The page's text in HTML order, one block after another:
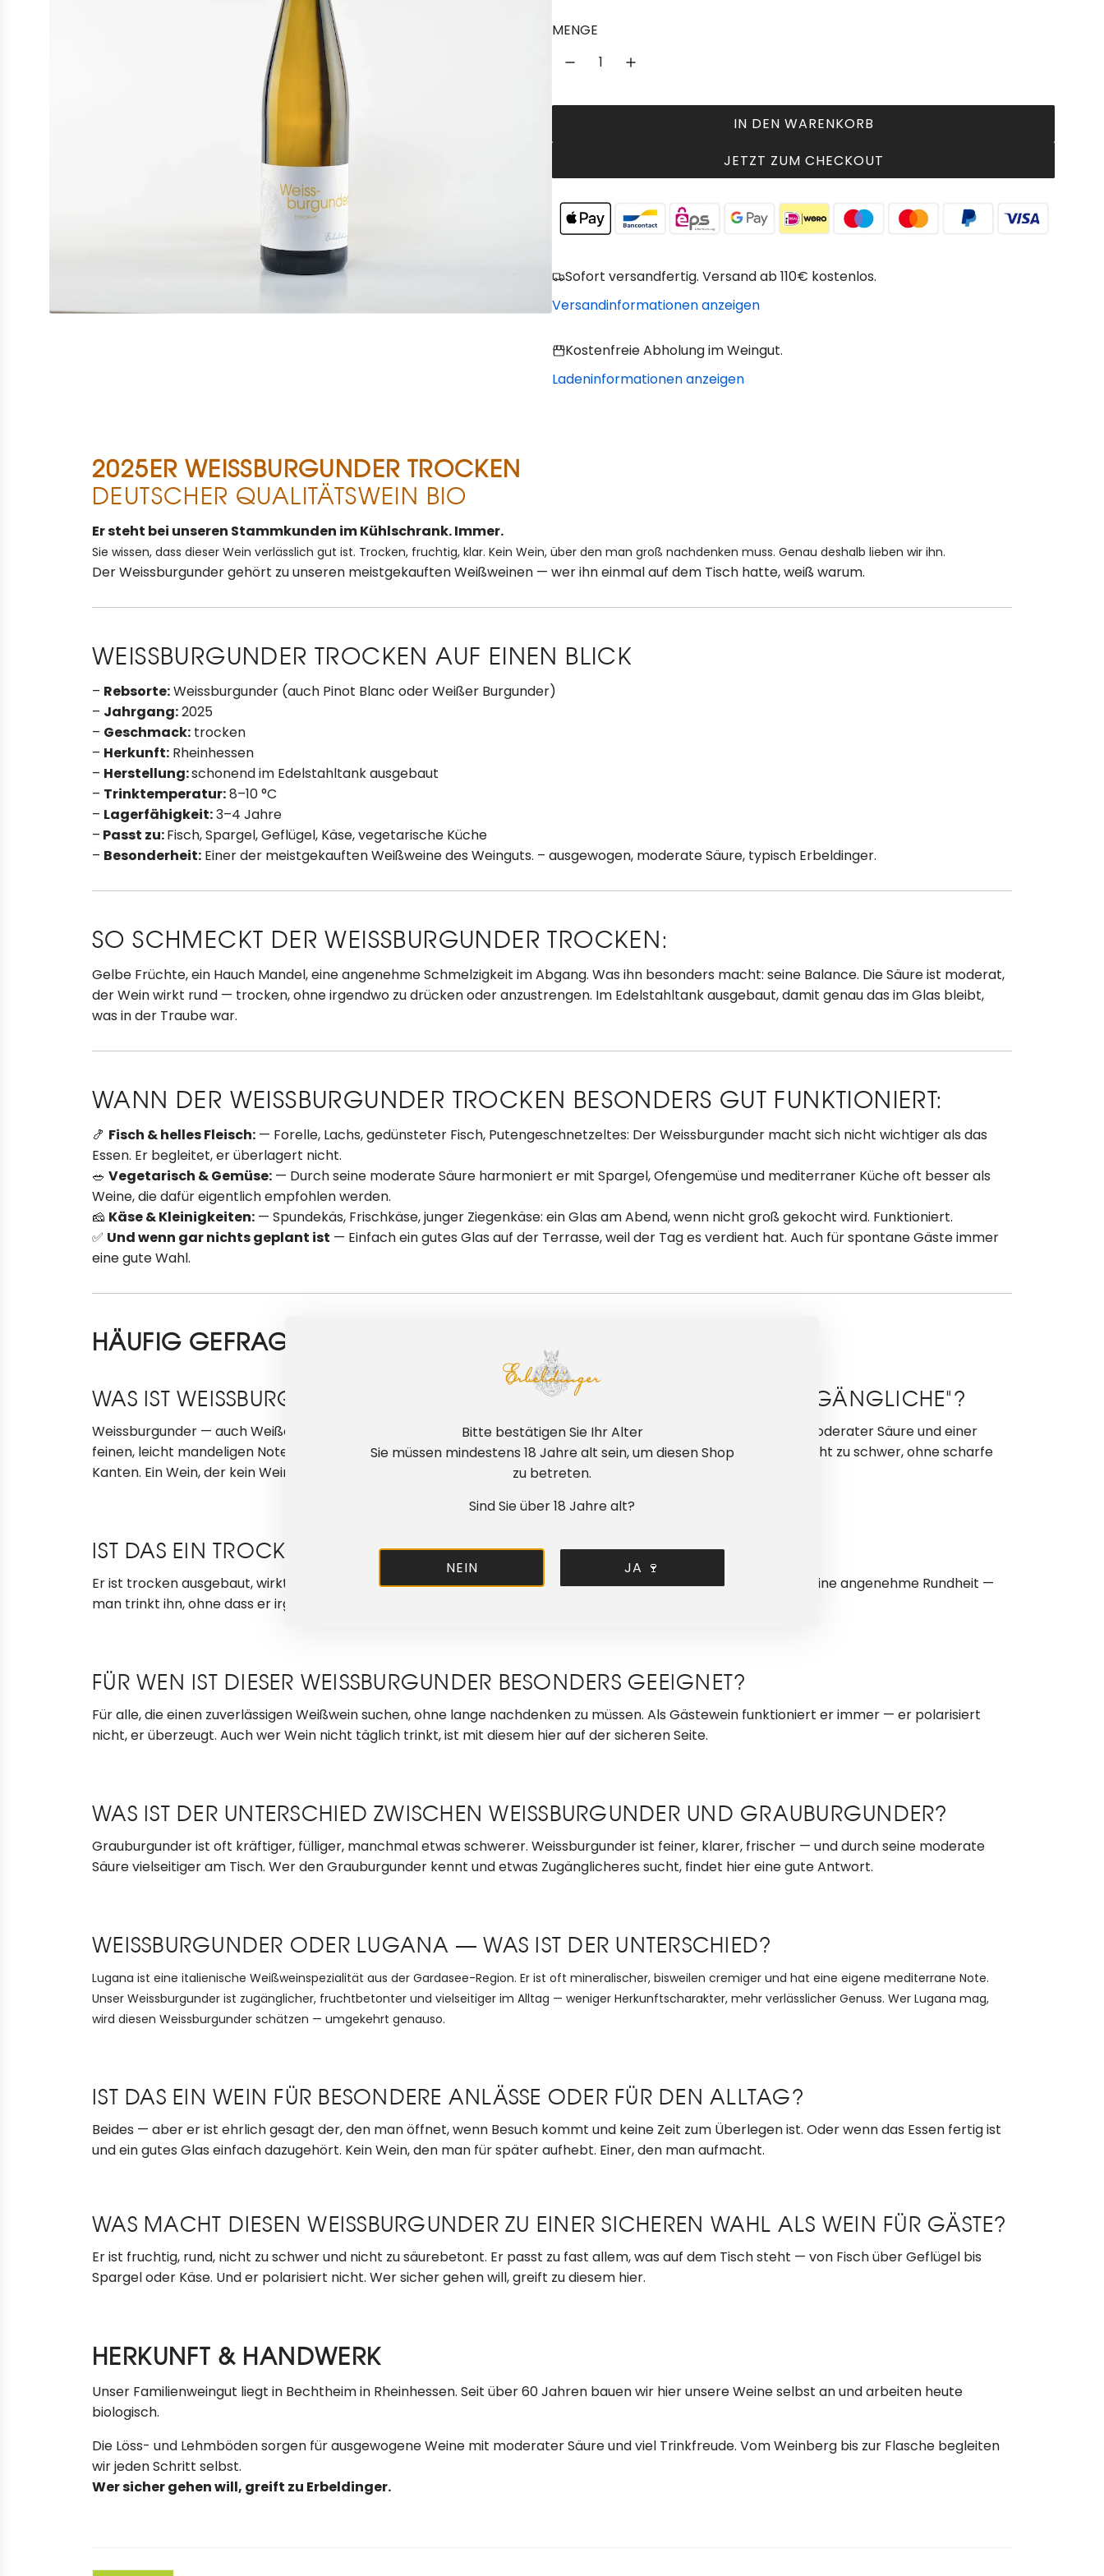
ä
e
i
MENGE
IN DEN WARENKORB
L
A
N
.
.
JETZT ZUM CHECKOUT
Sofort versandfertig. Versand ab 110€ kostenlos.
Versandinformationen anzeigen
Kostenfreie Abholung im Weingut.
Ladeninformationen anzeigen
2025ER WEISSBURGUNDER TROCKEN
DEUTSCHER QUALITÄTSWEIN BIO
Er steht bei unseren Stammkunden im Kühlschrank. Immer.
Sie wissen, dass dieser Wein verlässlich gut ist. Trocken, fruchtig, klar. Kein Wein, über den man groß nachdenken muss. Genau deshalb lieben wir ihn.
DerWeissburgunder gehört zu unseren meistgekauften Weißweinen — wer ihneinmal auf dem Tisch hatte, weiß warum.
WEISSBURGUNDER TROCKEN AUF EINEN BLICK
– Rebsorte:Weissburgunder (auch Pinot Blanc oder Weißer Burgunder)
– Jahrgang:2025
– Geschmack: trocken
– Herkunft: Rheinhessen
– Herstellung:schonend im Edelstahltank ausgebaut
– Trinktemperatur:8–10 °C
– Lagerfähigkeit:3–4 Jahre
– Passt zu:Fisch, Spargel, Geflügel, Käse, vegetarische Küche
– Besonderheit: Einer der meistgekauften Weißweine des Weinguts. – ausgewogen, moderate Säure, typisch Erbeldinger.
SO SCHMECKT DER WEISSBURGUNDER TROCKEN:
Gelbe Früchte, ein Hauch Mandel, eine angenehme Schmelzigkeit im Abgang. Was ihn besonders macht: seine Balance. Die Säure ist moderat,
der Wein wirkt rund — trocken, ohne irgendwo zu drücken oder anzustrengen. Im Edelstahltank ausgebaut, damit genau das im Glas bleibt,
was in der Traube war.
WANN DER WEISSBURGUNDER TROCKEN BESONDERS GUT FUNKTIONIERT:
🍤 Fisch & helles Fleisch: — Forelle, Lachs, gedünsteter Fisch, Putengeschnetzeltes: Der Weissburgunder macht sich nicht wichtiger als das
Essen. Er begleitet, er überlagert nicht.
🥗 Vegetarisch & Gemüse: — Durch seine moderate Säure harmoniert er mit Spargel, Ofengemüse und mediterraner Küche oft besser als
Weine, die dafür eigentlich empfohlen werden.
🧀 Käse & Kleinigkeiten: — Spundekäs, Frischkäse, junger Ziegenkäse: ein Glas am Abend, wenn nicht groß gekocht wird. Funktioniert.
✅ Und wenn gar nichts geplant ist — Einfach ein gutes Glas auf der Terrasse, weil der Tag es verdient hat. Auch für spontane Gäste immer
eine gute Wahl.
HÄUFIG GEFRAGT ZUM WEISSBURGUNDER TROCKEN:
WAS IST WEISSBURGUNDER — UND WARUM HEISST ER BEI UNS „DER ZUGÄNGLICHE"?
Weissburgunder — auch Weißer Burgunder oder Pinot Blanc — ist eine weiße Rebsorte mit fruchtigen Aromen, moderater Säure und einer
feinen, leicht mandeligen Note im Abgang. Wir nennen ihn den Zugänglichen, weil er genau das ist: rund, duftig, nicht zu schwer, ohne scharfe
Kanten. Ein Wein, der kein Weinbaustudium verlangt und trotzdem viel Charakter mitbringt.
IST DAS EIN TROCKENER WEIN — ODER SCHMECKT MAN DIE SÜSSE?
Er ist trocken ausgebaut, wirkt aber nicht knochentrocken. Die reife Frucht und die moderate Säure geben ihm eine angenehme Rundheit —
man trinkt ihn, ohne dass er irgendwo drückt oder anstrengt. Genau das macht ihn für viele so verlässlich.
FÜR WEN IST DIESER WEISSBURGUNDER BESONDERS GEEIGNET?
Für alle, die einen zuverlässigen Weißwein suchen, ohne lange nachdenken zu müssen. Als Gästewein funktioniert er immer — er polarisiert
nicht, er überzeugt. Auch wer Wein nicht täglich trinkt, ist mit diesem hier auf der sicheren Seite.
WAS IST DER UNTERSCHIED ZWISCHEN WEISSBURGUNDER UND GRAUBURGUNDER?
Grauburgunder ist oft kräftiger, fülliger, manchmal etwas schwerer. Weissburgunder ist feiner, klarer, frischer — und durch seine moderate
Säure vielseitiger am Tisch. Wer den Grauburgunder kennt und etwas Zugänglicheres sucht, findet hier eine gute Antwort.
WEISSBURGUNDER ODER LUGANA — WAS IST DER UNTERSCHIED?
Lugana ist eine italienische Weißweinspezialität aus der Gardasee-Region. Er ist oft mineralischer, bisweilen cremiger und hat eine eigene mediterrane Note.
Unser Weissburgunder ist zugänglicher, fruchtbetonter und vielseitiger im Alltag — weniger Herkunftscharakter, mehr verlässlicher Genuss. Wer Lugana mag,
wird diesen Weissburgunder schätzen — umgekehrt genauso.
IST DAS EIN WEIN FÜR BESONDERE ANLÄSSE ODER FÜR DEN ALLTAG?
Beides — aber er ist ehrlich gesagt der, den man öffnet, wenn Besuch kommt und keine Zeit zum Überlegen ist. Oder wenn das Essen fertig ist
und ein gutes Glas einfach dazugehört. Kein Wein, den man für später aufhebt. Einer, den man aufmacht.
WAS MACHT DIESEN WEISSBURGUNDER ZU EINER SICHEREN WAHL ALS WEIN FÜR GÄSTE?
Er ist fruchtig, rund, nicht zu schwer und nicht zu säurebetont. Er passt zu fast allem, was auf dem Tisch steht — von Fisch über Geflügel bis
Spargel oder Käse. Und er polarisiert nicht. Wer sicher gehen will, greift zu diesem hier.
HERKUNFT & HANDWERK
Unser Familienweingut liegt in Bechtheim in Rheinhessen. Seit über 60 Jahren bauen wir hier unsere Weine selbst an und arbeiten heute
biologisch.
Die Löss- und Lehmböden sorgen für ausgewogene Weine mit moderater Säure und viel Trinkfreude. Vom Weinberg bis zur Flasche begleiten
wir jeden Schritt selbst.
Wer sicher gehen will, greift zu Erbeldinger.
Bitte bestätigen Sie Ihr Alter
Sie müssen mindestens 18 Jahre alt sein, um diesen Shop
zu betreten.
Sind Sie über 18 Jahre alt?
NEIN JA 🍷